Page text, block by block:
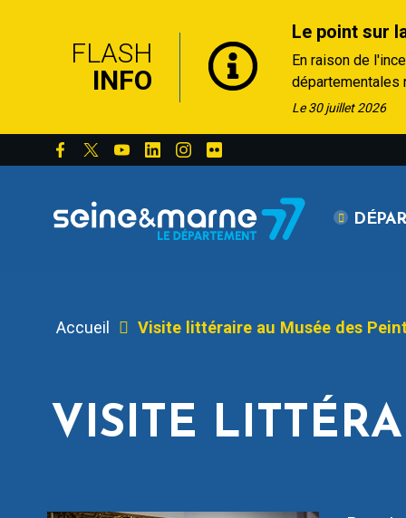
FLASH
INFO
Le point sur
En raison de
départementales
• RD 301 :
d'agglomération
Depuis le 20
croix de Souvray
de la Prairie
Le 30 juillet 2026
Accueil Visite littéraire au Musée des
VISITE